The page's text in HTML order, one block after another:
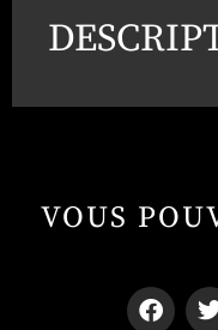
VOUS